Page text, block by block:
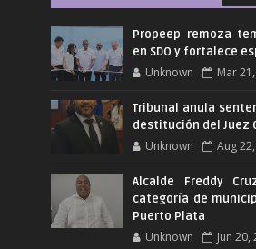
Propeep remoza
en SDO y fortalece
Unknown Mar
Tribunal anula
destitución del Juez
Unknown Aug
Alcalde Freddy
categoría de
Puerto Plata
Unknown Jun 20,